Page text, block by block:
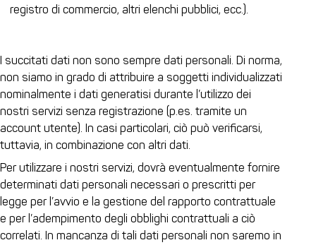
registro di commercio, altri elenchi pubblici, ecc.).
I succitati dati non sono sempre dati personali. Di norma,
non siamo in grado di attribuire a soggetti individualizzati
nominalmente i dati generatisi durante l’utilizzo dei
nostri servizi senza registrazione (p.es. tramite un
account utente). In casi particolari, ciò può verificarsi,
tuttavia, in combinazione con altri dati.
Per utilizzare i nostri servizi, dovrà eventualmente fornire
determinati dati personali necessari o prescritti per
legge per l’avvio e la gestione del rapporto contrattuale
e per l’adempimento degli obblighi contrattuali a ciò
correlati. In mancanza di tali dati personali non saremo in